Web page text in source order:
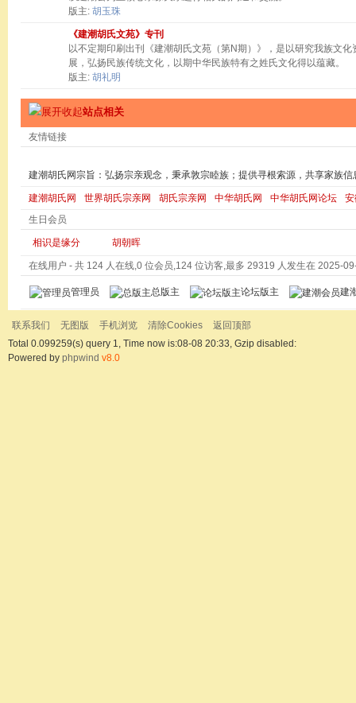
版主: 胡玉珠
《建潮胡氏文苑》专刊
以不定期印刷出刊《建潮胡氏文苑（第N期）》，是以研究我族文
展，弘扬民族传统文化，以期中华民族特有之姓氏文化得以蕴藏。
版主: 胡礼明
站点相关
友情链接
建潮胡氏网宗旨：弘扬宗亲观念，秉承敦宗睦族；提供寻根索源，共享家族信
建潮胡氏网 世界胡氏宗亲网 胡氏宗亲网 中华胡氏网 中华胡氏网论坛
生日会员
相识是缘分 胡朝晖
在线用户 - 共 124 人在线,0 位会员,124 位访客,最多 29319 人发生在 2025-
管理员 总版主 论坛版主 建
联系我们 无图版 手机浏览 清除Cookies
返回顶部
Total 0.099259(s) query 1, Time now is:08-08 20:33, Gzip disabled:
Powered by phpwind v8.0